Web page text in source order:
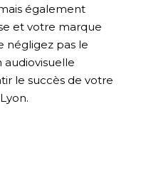
également
et votre marque
négligez pas le
le succès de votre